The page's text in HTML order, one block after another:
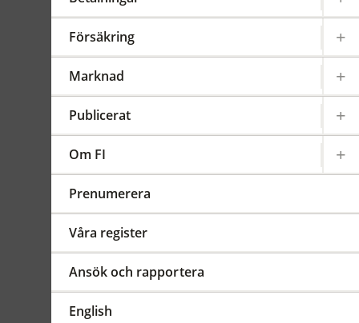
Försäkring
Marknad
Publicerat
Om FI
Prenumerera
Våra register
Ansök och rapportera
English
FFFS
Hänvisningar i
kommissionens
(EU) 2015/2450 , ersätts
kommissionens
genomförandeförordning
(EU) 2023/894 . Dessutom